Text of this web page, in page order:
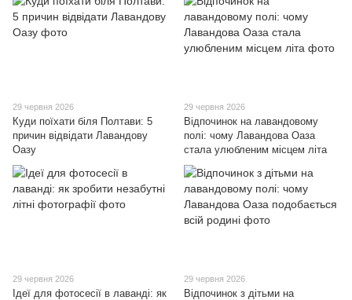
29 червня 2026
Куди поїхати біля Полтави: 5
причин відвідати Лавандову
Оазу
29 червня 2026
Відпочинок на лавандовому
полі: чому Лавандова Оаза
стала улюбленим місцем літа
29 червня 2026
Ідеї для фотосесії в лаванді: як
29 червня 2026
Відпочинок з дітьми на